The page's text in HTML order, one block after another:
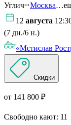
Углич
Москва
12 августа
(7 дн./6 н.)
«Мстислав
Скидки
от 141 800 ₽
Свободно кают: 11